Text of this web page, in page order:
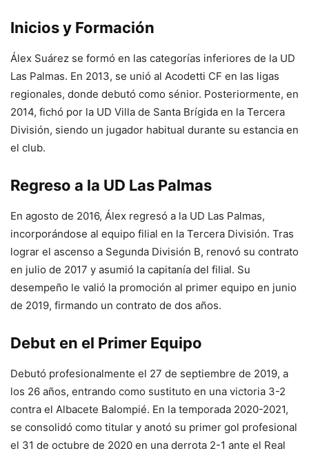
Inicios y Formación
Álex Suárez se formó en las categorías inferiores de la UD
Las Palmas. En 2013, se unió al Acodetti CF en las ligas
regionales, donde debutó como sénior. Posteriormente, en
2014, fichó por la UD Villa de Santa Brígida en la Tercera
División, siendo un jugador habitual durante su estancia en
el club.
Regreso a la UD Las Palmas
En agosto de 2016, Álex regresó a la UD Las Palmas,
incorporándose al equipo filial en la Tercera División. Tras
lograr el ascenso a Segunda División B, renovó su contrato
en julio de 2017 y asumió la capitanía del filial. Su
desempeño le valió la promoción al primer equipo en junio
de 2019, firmando un contrato de dos años.
Debut en el Primer Equipo
Debutó profesionalmente el 27 de septiembre de 2019, a
los 26 años, entrando como sustituto en una victoria 3-2
contra el Albacete Balompié. En la temporada 2020-2021,
se consolidó como titular y anotó su primer gol profesional
el 31 de octubre de 2020 en una derrota 2-1 ante el Real